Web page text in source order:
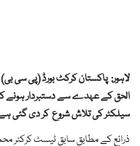
لاہور: پاکستان کرکٹ بورڈ (پی سی
الحق کے عہدے سے دستبردار ہونے
سیلکٹر کی تلاش شروع کر دی گئی
ذرائع کے مطابق سابق ٹیسٹ کرکٹر